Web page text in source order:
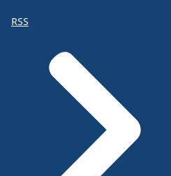
RSS